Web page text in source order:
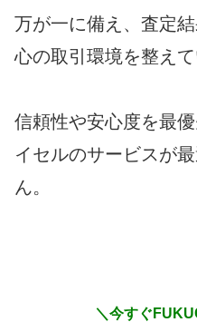
万が一に備え、査定
心の取引環境を整えて
信頼性や安心度を最
イセルのサービスが
ん。
＼今すぐ